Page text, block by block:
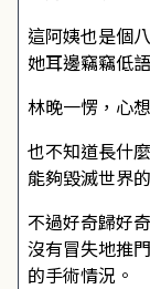
這阿姨也是個
她耳邊竊竊低
林晚一愣，心
也不知道長什
能夠毀滅世界
不過好奇歸好
沒有冒失地推
的手術情況。